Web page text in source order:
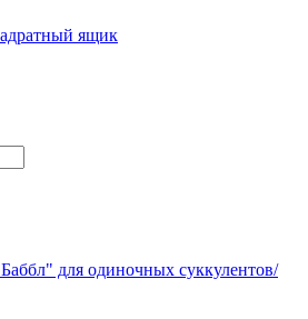
ящик
для одиночных суккулентов/